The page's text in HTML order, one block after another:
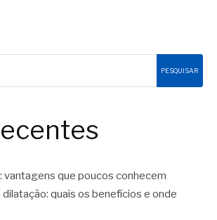
PESQUISAR
vantagens que poucos conhecem
dilatação: quais os benefícios e onde